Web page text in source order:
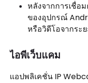
หลังจากการเชื่อ
ของอุปกรณ์
หรือวิดีโอจากระ
ไอพีเว็บแคม
แอปพลิเคชั่น IP